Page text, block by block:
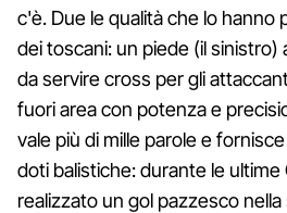
c'è. Due le qualità che lo
dei toscani: un piede (il
da servire cross per gli
fuori area con potenza e
vale più di mille parole e
doti balistiche: durante le ultime
realizzato un gol pazzesco